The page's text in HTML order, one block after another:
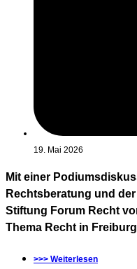
19. Mai 2026
Mit einer
Rechtsberatung und
Stiftung Forum Recht
Thema Recht in
>>> Weiterlesen